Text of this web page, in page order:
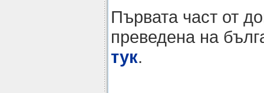
Първата част от
преведена на
тук.